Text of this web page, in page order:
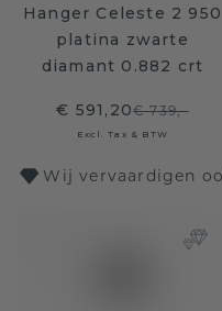
Hanger Celeste 2 950
platina zwarte
diamant 0.882 crt
€ 591,20€ 739,-
Excl. Tax & BTW
Wij vervaardigen